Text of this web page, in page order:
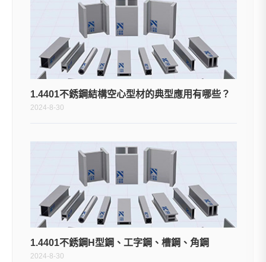
1.4401不銹鋼結構空心型材的典型應用有哪些？
2024-8-30
1.4401不銹鋼H型鋼、工字鋼、槽鋼、角鋼
2024-8-30